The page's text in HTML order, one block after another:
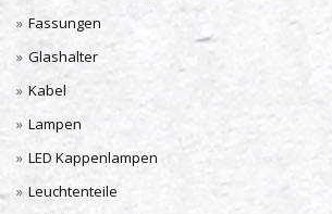
Fassungen
Glashalter
Kabel
Lampen
LED Kappenlampen
Leuchtenteile